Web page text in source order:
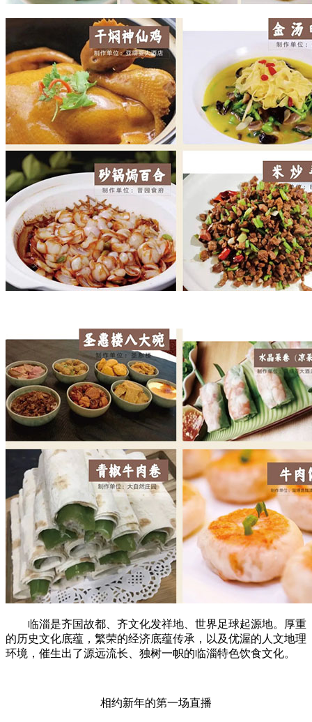
临淄是齐国故都、齐文化发祥地、世界足球起源地。厚重
的历史文化底蕴，繁荣的经济底蕴传承，以及优渥的人文地理
环境，催生出了源远流长、独树一帜的临淄特色饮食文化。
相约新年的第一场直播